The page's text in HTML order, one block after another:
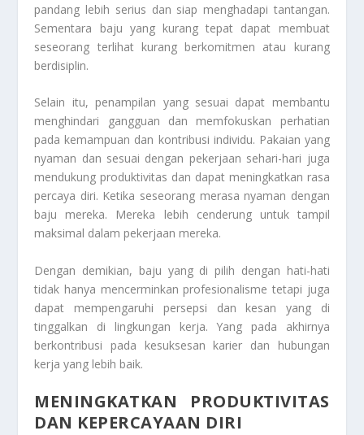
pandang lebih serius dan siap menghadapi tantangan.
Sementara baju yang kurang tepat dapat membuat
seseorang terlihat kurang berkomitmen atau kurang
berdisiplin.
Selain itu, penampilan yang sesuai dapat membantu
menghindari gangguan dan memfokuskan perhatian
pada kemampuan dan kontribusi individu. Pakaian yang
nyaman dan sesuai dengan pekerjaan sehari-hari juga
mendukung produktivitas dan dapat meningkatkan rasa
percaya diri. Ketika seseorang merasa nyaman dengan
baju mereka. Mereka lebih cenderung untuk tampil
maksimal dalam pekerjaan mereka.
Dengan demikian, baju yang di pilih dengan hati-hati
tidak hanya mencerminkan profesionalisme tetapi juga
dapat mempengaruhi persepsi dan kesan yang di
tinggalkan di lingkungan kerja. Yang pada akhirnya
berkontribusi pada kesuksesan karier dan hubungan
kerja yang lebih baik.
MENINGKATKAN PRODUKTIVITAS
DAN KEPERCAYAAN DIRI